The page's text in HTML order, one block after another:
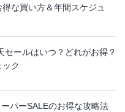
な買い方＆年間スケジュ
セールはいつ？どれがお得？
ク
ーパーSALEのお得な攻略法